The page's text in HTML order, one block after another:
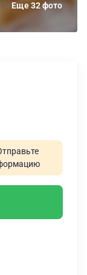
Еще 32 фото